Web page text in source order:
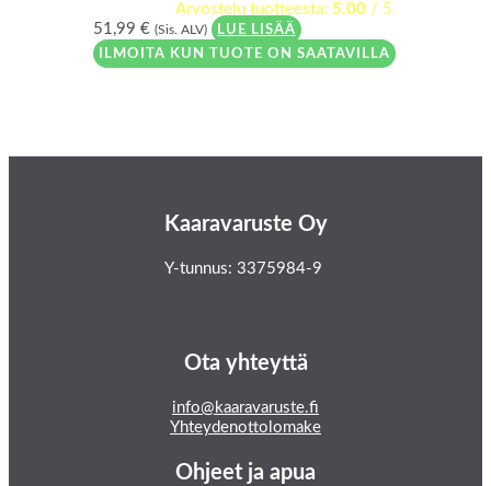
Arvostelu tuotteesta: 5.00/ 5
51,99€ (Sis. ALV)
LUE LISÄÄ
ILMOITA KUN TUOTE ON SAATAVILLA
Kaaravaruste Oy
Y-tunnus: 3375984-9
Ota yhteyttä
info@kaaravaruste.fi
Yhteydenottolomake
Ohjeet ja apua